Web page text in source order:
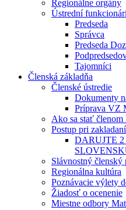
Regionálne orgány
Ústrední funkcionári
Predseda
Správca
Predseda
Tajomníci
Členská základňa
Členské ústredie
Dokumenty
Príprava VZ
Ako sa stať členom
Postup pri
DARUJTE
Slávnostný členský
Regionálna kultúra
Poznávacie výlety
Žiadosť o ocenenie
Miestne odbory